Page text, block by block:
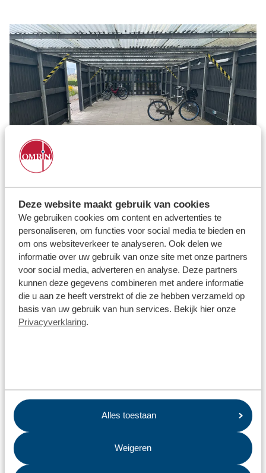
Deze website maakt gebruik van cookies
We gebruiken cookies om content en advertenties te
personaliseren, om functies voor social media te bieden en
om ons websiteverkeer te analyseren. Ook delen we
informatie over uw gebruik van onze site met onze partners
voor social media, adverteren en analyse. Deze partners
kunnen deze gegevens combineren met andere informatie
die u aan ze heeft verstrekt of die ze hebben verzameld op
basis van uw gebruik van hun services. Bekijk hier onze
Privacyverklaring.
Alles toestaan
Weigeren
Nieuwe fietsenhok: wat is er nieuw?
Behalve de kunststof behuizing en stroompunten, zijn er
meer upgrades gedaan:
verbetering van de toegang en verlichting
onderhoudsvrije constructie en behuizing
hergebruik van verlichtingsarmaturen van de wasstraat
en daktrimrand
Een mooi voorbeeld van samen werken aan hergebruik en
circulariteit!
De verbouwing van het fietsenhok